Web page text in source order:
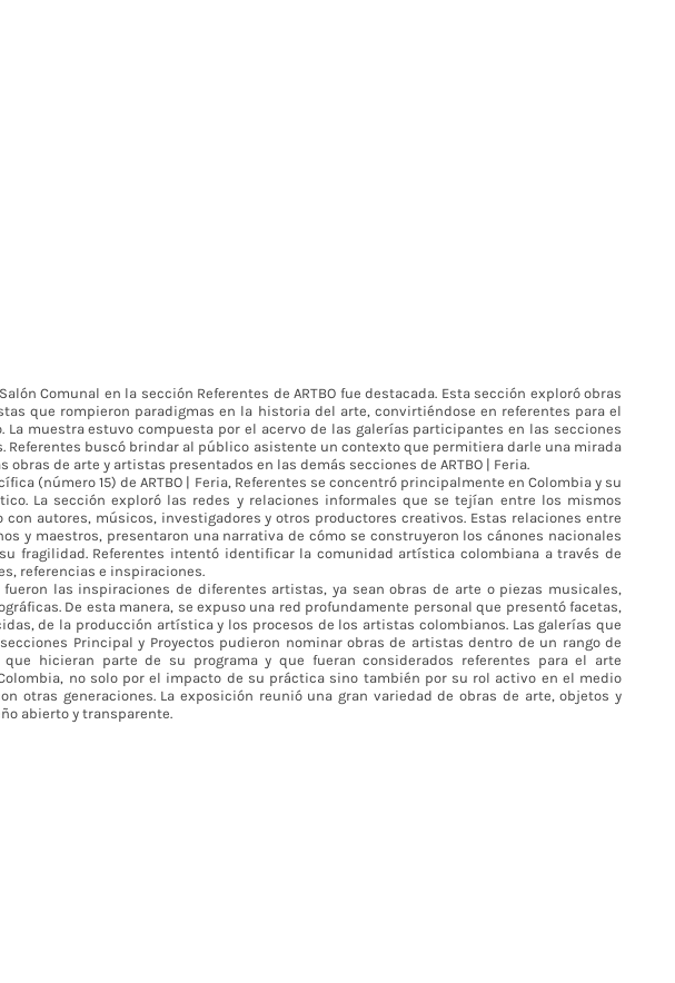
Comunal en la sección Referentes de ARTBO fue destacada. Esta sección exploró obras
que rompieron paradigmas en la historia del arte, convirtiéndose en referentes para el
La muestra estuvo compuesta por el acervo de las galerías participantes en las secciones
Referentes buscó brindar al público asistente un contexto que permitiera darle una mirada
obras de arte y artistas presentados en las demás secciones de ARTBO | Feria.
(número 15) de ARTBO | Feria, Referentes se concentró principalmente en Colombia y su
La sección exploró las redes y relaciones informales que se tejían entre los mismos
con autores, músicos, investigadores y otros productores creativos. Estas relaciones entre
y maestros, presentaron una narrativa de cómo se construyeron los cánones nacionales
fragilidad. Referentes intentó identificar la comunidad artística colombiana a través de
referencias e inspiraciones.
las inspiraciones de diferentes artistas, ya sean obras de arte o piezas musicales,
De esta manera, se expuso una red profundamente personal que presentó facetas,
de la producción artística y los procesos de los artistas colombianos. Las galerías que
Principal y Proyectos pudieron nominar obras de artistas dentro de un rango de
que hicieran parte de su programa y que fueran considerados referentes para el arte
no solo por el impacto de su práctica sino también por su rol activo en el medio
otras generaciones. La exposición reunió una gran variedad de obras de arte, objetos y
abierto y transparente.